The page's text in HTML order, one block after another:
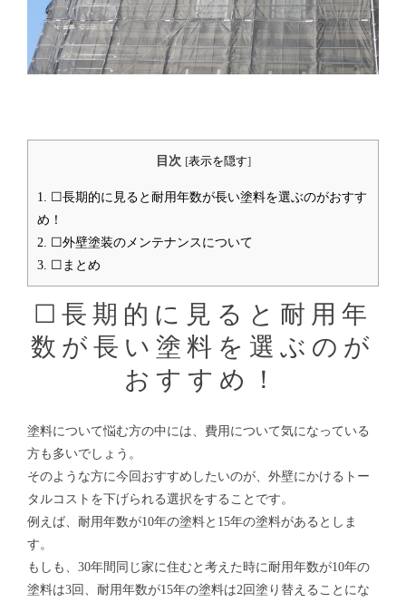
目次 [表示を隠す]
1.
☐長期的に見ると耐用年数が長い塗料を選ぶのがおすす
め！
2.
☐外壁塗装のメンテナンスについて
3. ☐まとめ
☐長期的に見ると耐用年
数が長い塗料を選ぶのが
おすすめ！
塗料について悩む方の中には、費用について気になっている
方も多いでしょう。
そのような方に今回おすすめしたいのが、外壁にかけるトー
タルコストを下げられる選択をすることです。
例えば、耐用年数が10年の塗料と15年の塗料があるとしま
す。
もしも、30年間同じ家に住むと考えた時に耐用年数が10年の
塗料は3回、耐用年数が15年の塗料は2回塗り替えることにな